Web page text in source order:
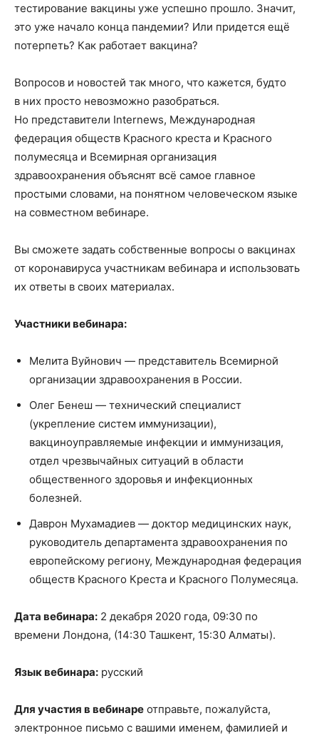
тестирование вакцины уже успешно прошло. Значит,
это уже начало конца пандемии? Или придется ещё
потерпеть? Как работает вакцина?
Вопросов и новостей так много, что кажется, будто
в них просто невозможно разобраться.
Но представители Internews, Международная
федерация обществ Красного креста и Красного
полумесяца и Всемирная организация
здравоохранения объяснят всё самое главное
простыми словами, на понятном человеческом языке
на совместном вебинаре.
Вы сможете задать собственные вопросы о вакцинах
от коронавируса участникам вебинара и использовать
их ответы в своих материалах.
Участники вебинара:
Мелита Вуйнович — представитель Всемирной
организации здравоохранения в России.
Олег Бенеш — технический специалист
(укрепление систем иммунизации),
вакциноуправляемые инфекции и иммунизация,
отдел чрезвычайных ситуаций в области
общественного здоровья и инфекционных
болезней.
Даврон Мухамадиев — доктор медицинских наук,
руководитель департамента здравоохранения по
европейскому региону, Международная федерация
обществ Красного Креста и Красного Полумесяца.
Дата вебинара: 2 декабря 2020 года, 09:30 по
времени Лондона, (14:30 Ташкент, 15:30 Алматы).
Язык вебинара: русский
Для участия в вебинаре отправьте, пожалуйста,
электронное письмо с вашими именем, фамилией и